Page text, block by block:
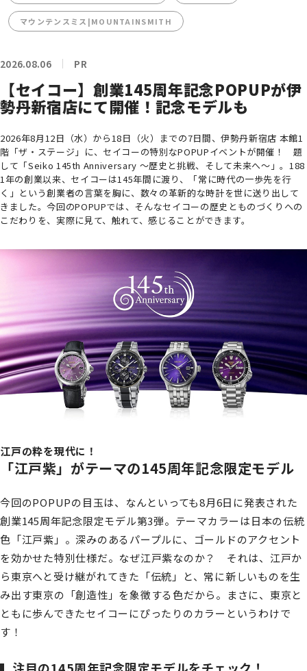
マウンテンスミス|MOUNTAINSMITH
2026.08.06 PR
【セイコー】創業145周年記念POPUPが伊
勢丹新宿店にて開催！記念モデルも
2026年8月12日（水）から18日（火）までの7日間、伊勢丹新宿店 本館1
階「ザ・ステージ」に、セイコーの特別なPOPUPイベントが開催！ 題
して「Seiko 145th Anniversary ～歴史と挑戦、そして未来へ～」。188
1年の創業以来、セイコーは145年間に渡り、「常に時代の一歩先を行
く」という創業者の言葉を胸に、数々の革新的な時計を世に送り出して
きました。今回のPOPUPでは、そんなセイコーの歴史とものづくりへの
こだわりを、実際に見て、触れて、感じることができます。
江戸の粋を現代に！
「江戸紫」がテーマの145周年記念限定モデル
今回のPOPUPの目玉は、なんといっても8月6日に発表された
創業145周年記念限定モデル第3弾。テーマカラーは日本の伝統
色「江戸紫」。深みのあるパープルに、ゴールドのアクセント
を効かせた特別仕様だ。なぜ江戸紫なのか？ それは、江戸か
ら東京へと受け継がれてきた「伝統」と、常に新しいものを生
み出す東京の「創造性」を象徴する色だから。まさに、東京と
ともに歩んできたセイコーにぴったりのカラーというわけで
す！